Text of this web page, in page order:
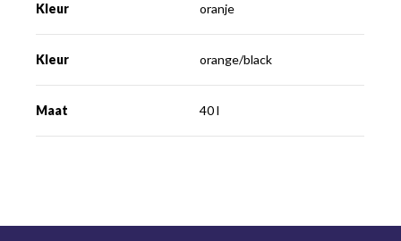
Kleur oranje
Kleur orange/black
Maat 40 l